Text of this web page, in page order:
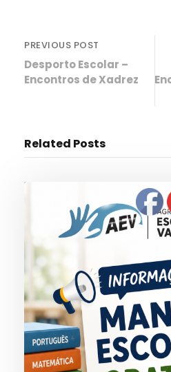
PREVIOUS POST
Desporto Escolar –
Encontros de Xadrez
Related Posts